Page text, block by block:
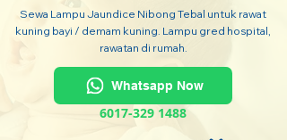
Sewa Lampu Jaundice Nibong Tebal untuk rawat
kuning bayi / demam kuning. Lampu gred hospital,
rawatan di rumah.
Whatsapp Now
6017-329 1488